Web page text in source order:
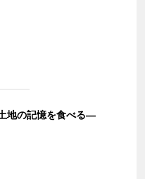
地の記憶を食べる―